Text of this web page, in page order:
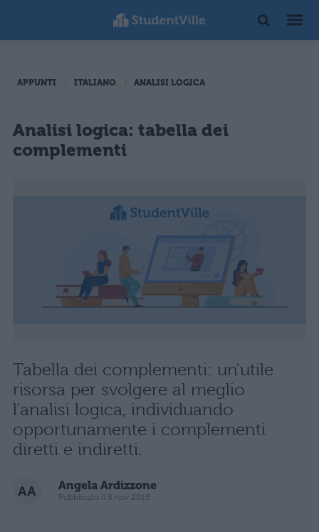
APPUNTI ITALIANO ANALISI LOGICA
Analisi logica: tabella dei
complementi
Tabella dei complementi: un'utile
risorsa per svolgere al meglio
l'analisi logica, individuando
opportunamente i complementi
diretti e indiretti.
Angela Ardizzone
Pubblicato il 5 nov 2015